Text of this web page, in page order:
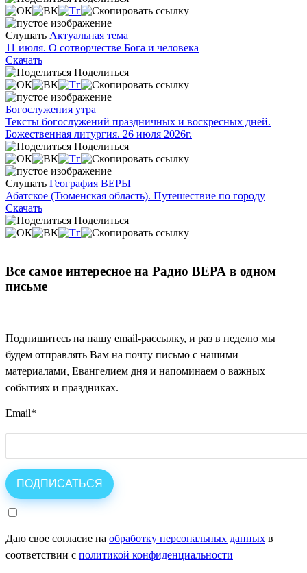
Слушать Актуальная тема
11 июля. О сотворчестве Бога и человека
Скачать
Поделиться
Богослужения утра
Тексты богослужений праздничных и воскресных дней.
Божественная литургия. 26 июля 2026г.
Поделиться
Слушать География ВЕРЫ
Абатское (Тюменская область). Путешествие по городу
Скачать
Поделиться
Все самое интересное на Радио ВЕРА в одном
письме
Подпишитесь на нашу email-рассылку, и раз в неделю мы
будем отправлять Вам на почту письмо с нашими
материалами, Евангелием дня и напоминаем о важных
событиях и праздниках.
Email*
Даю свое согласие на обработку персональных данных в
соответствии с политикой конфиденциальности